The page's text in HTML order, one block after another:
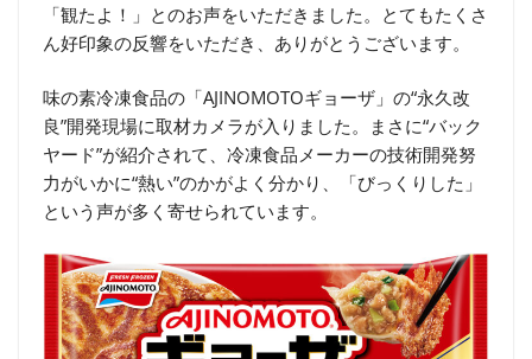
「観たよ！」とのお声をいただきました。とてもたくさ
ん好印象の反響をいただき、ありがとうございます。
味の素冷凍食品の「AJINOMOTOギョーザ」の“永久改
良”開発現場に取材カメラが入りました。まさに“バック
ヤード”が紹介されて、冷凍食品メーカーの技術開発努
力がいかに“熱い”のかがよく分かり、「びっくりした」
という声が多く寄せられています。